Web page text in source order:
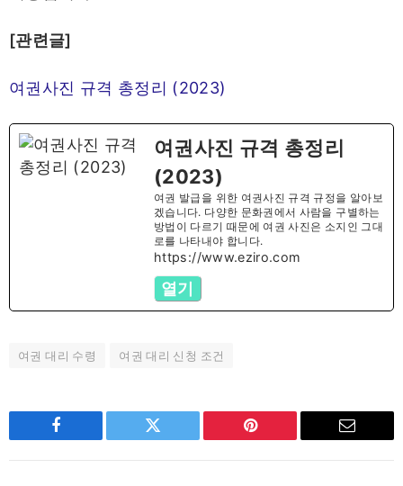
[관련글]
여권사진 규격 총정리 (2023)
여권사진 규격 총정리
(2023)
여권 발급을 위한 여권사진 규격 규정을 알아보
겠습니다. 다양한 문화권에서 사람을 구별하는
방법이 다르기 때문에 여권 사진은 소지인 그대
로를 나타내야 합니다.
https://www.eziro.com
열기
여권 대리 수령 여권 대리 신청 조건
Facebook Twitter Pinterest Email